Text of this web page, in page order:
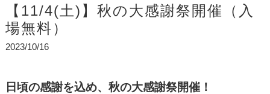
【11/4(土)】秋の大感謝祭開催（入
場無料）
2023/10/16
日頃の感謝を込め、秋の大感謝祭開催！